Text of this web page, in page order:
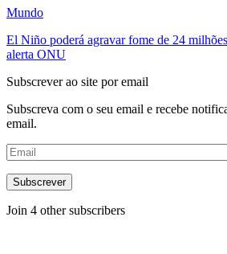
Mundo
El Niño poderá agravar fome de 24
alerta ONU
Subscrever ao site por email
Subscreva com o seu email e recebe
email.
Email
Subscrever
Join 4 other subscribers